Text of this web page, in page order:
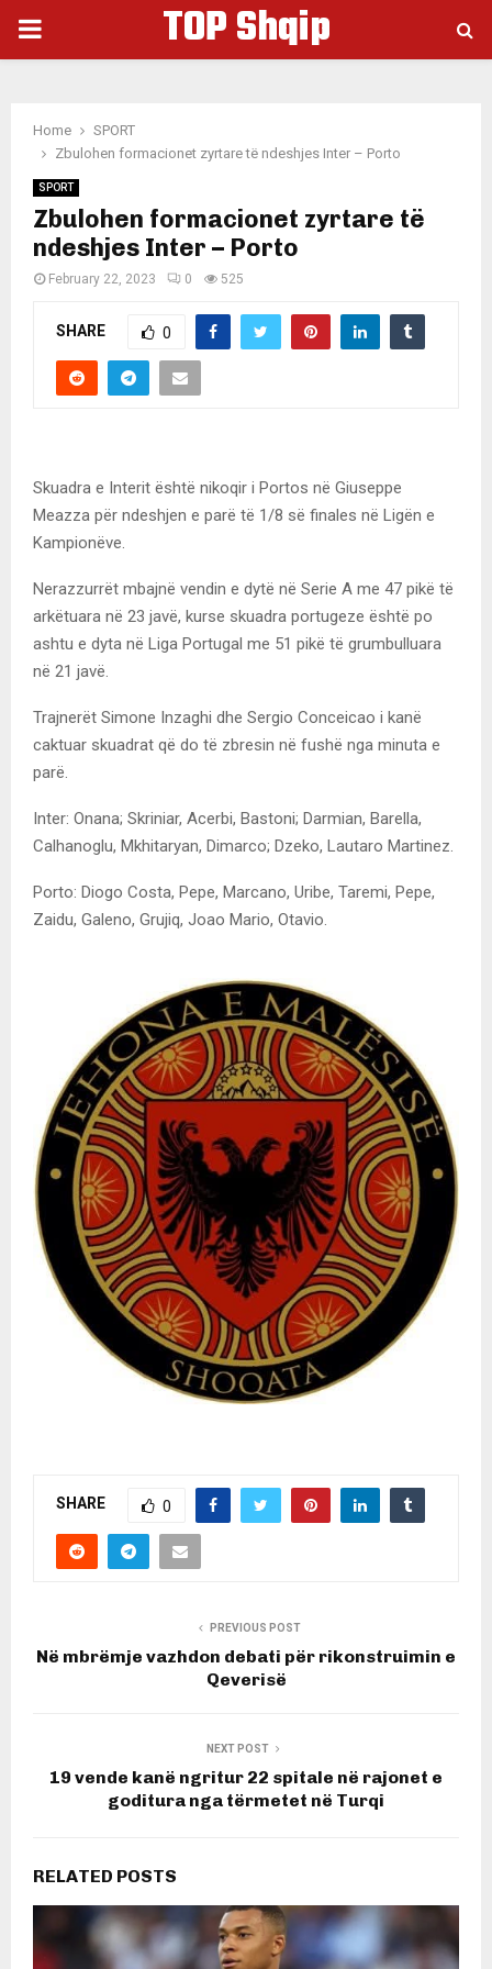
PRIMARY
TOP Shqip
Home
SPORT
Zbulohen formacionet zyrtare të ndeshjes Inter – Porto
SPORT
Zbulohen formacionet zyrtare të
ndeshjes Inter – Porto
February 22, 2023 0 525
SHARE 0
Skuadra e Interit është nikoqir i Portos në Giuseppe
Meazza për ndeshjen e parë të 1/8 së finales në Ligën e
Kampionëve.
Nerazzurrët mbajnë vendin e dytë në Serie A me 47 pikë të
arkëtuara në 23 javë, kurse skuadra portugeze është po
ashtu e dyta në Liga Portugal me 51 pikë të grumbulluara
në 21 javë.
Trajnerët Simone Inzaghi dhe Sergio Conceicao i kanë
caktuar skuadrat që do të zbresin në fushë nga minuta e
parë.
Inter: Onana; Skriniar, Acerbi, Bastoni; Darmian, Barella,
Calhanoglu, Mkhitaryan, Dimarco; Dzeko, Lautaro Martinez.
Porto: Diogo Costa, Pepe, Marcano, Uribe, Taremi, Pepe,
Zaidu, Galeno, Grujiq, Joao Mario, Otavio.
SHARE 0
PREVIOUS POST
Në mbrëmje vazhdon debati për rikonstruimin e
Qeverisë
NEXT POST
19 vende kanë ngritur 22 spitale në rajonet e
goditura nga tërmetet në Turqi
RELATED POSTS